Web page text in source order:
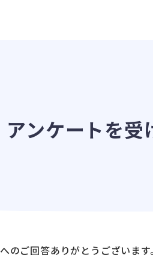
アンケートを受
のご回答ありがとうございます。